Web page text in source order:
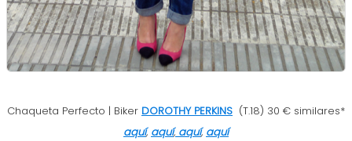
Chaqueta Perfecto | Biker DOROTHY PERKINS (T.18) 30 € similares*
aquí, aquí,aquí, aquí